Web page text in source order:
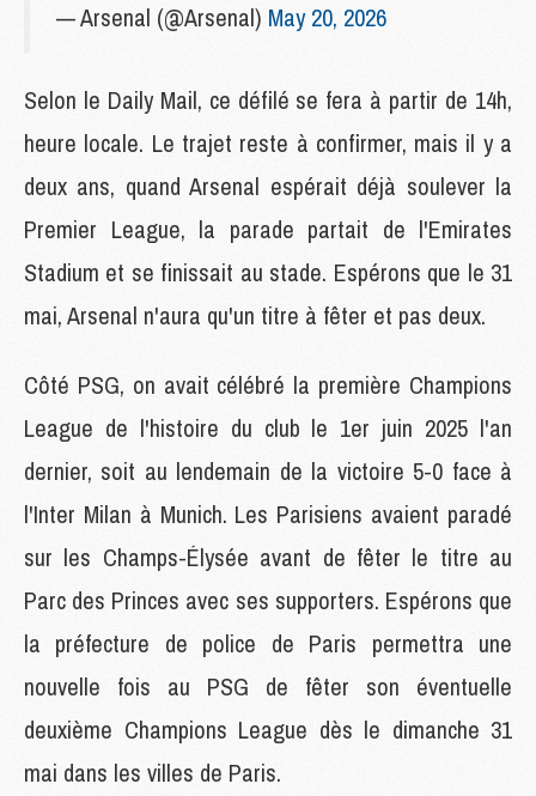
— Arsenal (@Arsenal) May 20, 2026
Selon le Daily Mail, ce défilé se fera à partir de 14h,
heure locale. Le trajet reste à confirmer, mais il y a
deux ans, quand Arsenal espérait déjà soulever la
Premier League, la parade partait de l'Emirates
Stadium et se finissait au stade. Espérons que le 31
mai, Arsenal n'aura qu'un titre à fêter et pas deux.
Côté PSG, on avait célébré la première Champions
League de l'histoire du club le 1er juin 2025 l'an
dernier, soit au lendemain de la victoire 5-0 face à
l'Inter Milan à Munich. Les Parisiens avaient paradé
sur les Champs-Élysée avant de fêter le titre au
Parc des Princes avec ses supporters. Espérons que
la préfecture de police de Paris permettra une
nouvelle fois au PSG de fêter son éventuelle
deuxième Champions League dès le dimanche 31
mai dans les villes de Paris.